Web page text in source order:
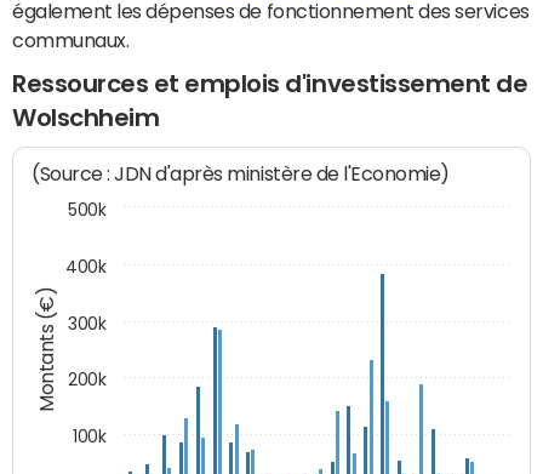
également les dépenses de fonctionnement des services
communaux.
Ressources et emplois d'investissement de
Wolschheim
Montants (€)
(Source : JDN d'après ministère de l'Economie)
100k
200k
300k
400k
500k